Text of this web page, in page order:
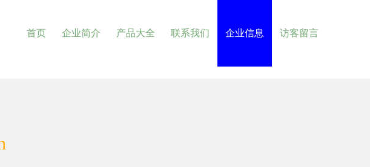
首页 企业简介 产品大全 联系我们 企业信息 访客留言